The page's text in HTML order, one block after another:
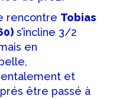
rencontre Tobias
s’incline 3/2
en
et
être passé à